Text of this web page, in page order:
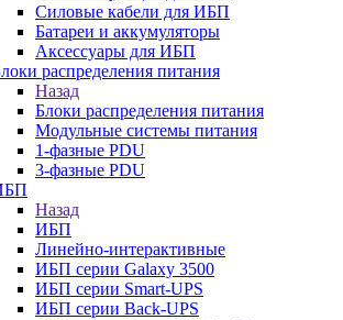
Силовые кабели для ИБП
Батареи и аккумуляторы
Аксессуары для ИБП
распределения питания
Назад
Блоки распределения питания
Модульные системы питания
1-фазные PDU
3-фазные PDU
Назад
ИБП
Линейно-интерактивные
ИБП серии Galaxy 3500
ИБП серии Smart-UPS
ИБП серии Back-UPS